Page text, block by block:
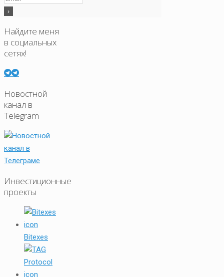
Найдите меня
в социальных
сетях!
Новостной
канал в
Telegram
Инвестиционные
проекты
Bitexes